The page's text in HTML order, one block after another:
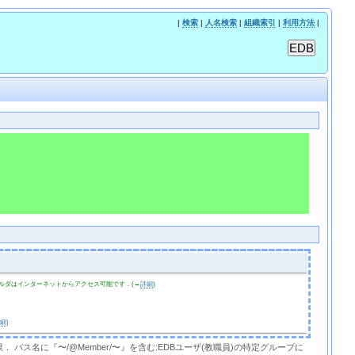
| 検索| 人名検索| 組織索引 | 利用方法|
ダはインターネットからアクセス可能です．(→詳細)
)
パス名に『〜/@Member/〜』を含む:EDBユーザ(教職員)の特定グループに